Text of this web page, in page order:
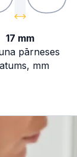
17 mm
pārneses
mm